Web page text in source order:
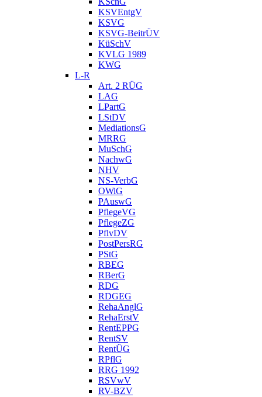
KSVEntgV
KSVG
KSVG-BeitrÜV
KüSchV
KVLG 1989
KWG
L-R
Art. 2 RÜG
LAG
LPartG
LStDV
MediationsG
MRRG
MuSchG
NachwG
NHV
NS-VerbG
OWiG
PAuswG
PflegeVG
PflegeZG
PflvDV
PostPersRG
PStG
RBEG
RBerG
RDG
RDGEG
RehaAnglG
RehaErstV
RentEPPG
RentSV
RentÜG
RPflG
RRG 1992
RSVwV
RV-BZV